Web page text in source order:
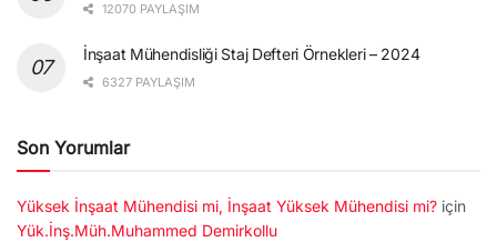
12070 PAYLAŞIM
İnşaat Mühendisliği Staj Defteri Örnekleri – 2024
6327 PAYLAŞIM
Son Yorumlar
Yüksek İnşaat Mühendisi mi, İnşaat Yüksek Mühendisi mi? için
Yük.İnş.Müh.Muhammed Demirkollu